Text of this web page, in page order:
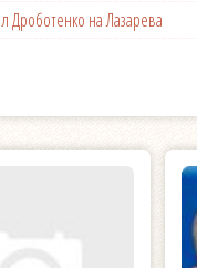
Дроботенко на Лазарева